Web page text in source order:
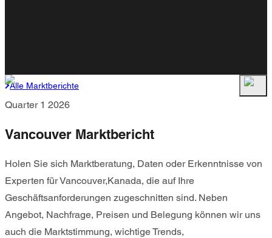
Alle Marktberichte
Quarter 1 2026
Vancouver Marktbericht
Holen Sie sich Marktberatung, Daten oder Erkenntnisse von
Experten für Vancouver,Kanada, die auf Ihre
Geschäftsanforderungen zugeschnitten sind. Neben
Angebot, Nachfrage, Preisen und Belegung können wir uns
auch die Marktstimmung, wichtige Trends,